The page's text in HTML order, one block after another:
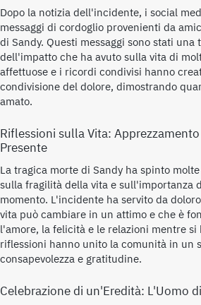
Dopo la notizia dell'incidente, i social
messaggi di cordoglio provenienti da
di Sandy. Questi messaggi sono stati una
dell'impatto che ha avuto sulla vita di
affettuose e i ricordi condivisi hanno
condivisione del dolore, dimostrando
amato.
Riflessioni sulla Vita:
Presente
La tragica morte di Sandy ha spinto
sulla fragilità della vita e sull'importanza
momento. L'incidente ha servito da
vita può cambiare in un attimo e che è
l'amore, la felicità e le relazioni mentre
riflessioni hanno unito la comunità in un
consapevolezza e gratitudine.
Celebrazione di un'Eredità: L'Uomo